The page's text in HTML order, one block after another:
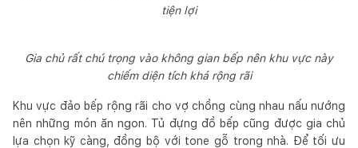
tiện lợi
Gia chủ rất chú trọng vào không gian bếp nên khu vực này
chiếm diện tích khá rộng rãi
Khu vực đảo bếp rộng rãi cho vợ chồng cùng nhau nấu nướng
nên những món ăn ngon. Tủ đựng đồ bếp cũng được gia chủ
lựa chọn kỹ càng, đồng bộ với tone gỗ trong nhà. Để tối ưu